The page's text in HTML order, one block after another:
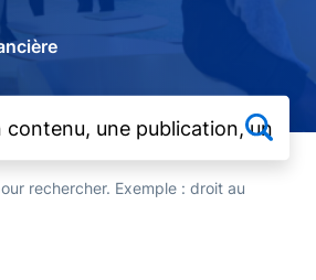
rechercher. Exemple : droit au